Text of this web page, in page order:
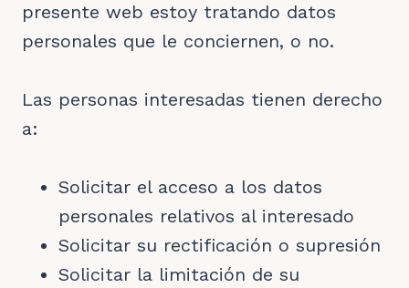
presente web estoy tratando datos
personales que le conciernen, o no.
Las personas interesadas tienen derecho
a:
Solicitar el acceso a los datos
personales relativos al interesado
Solicitar su rectificación o supresión
Solicitar la limitación de su